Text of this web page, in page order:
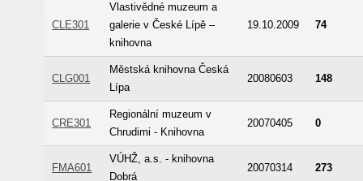
CLE301
Vlastivědné muzeum a
galerie v České Lípě –
knihovna
19.10.2009 74
CLG001
Městská knihovna Česká
Lípa
20080603 148
CRE301
Regionální muzeum v
Chrudimi - Knihovna
20070405 0
FMA601
VÚHŽ, a.s. - knihovna
Dobrá
20070314 273